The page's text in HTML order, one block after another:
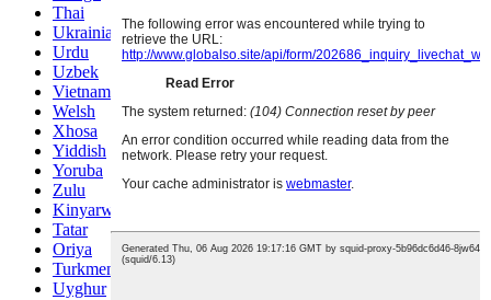
Thai
Ukrainian
Urdu
Uzbek
Vietnamese
Welsh
Xhosa
Yiddish
Yoruba
Zulu
Kinyarwanda
Tatar
Oriya
Turkmen
Uyghur